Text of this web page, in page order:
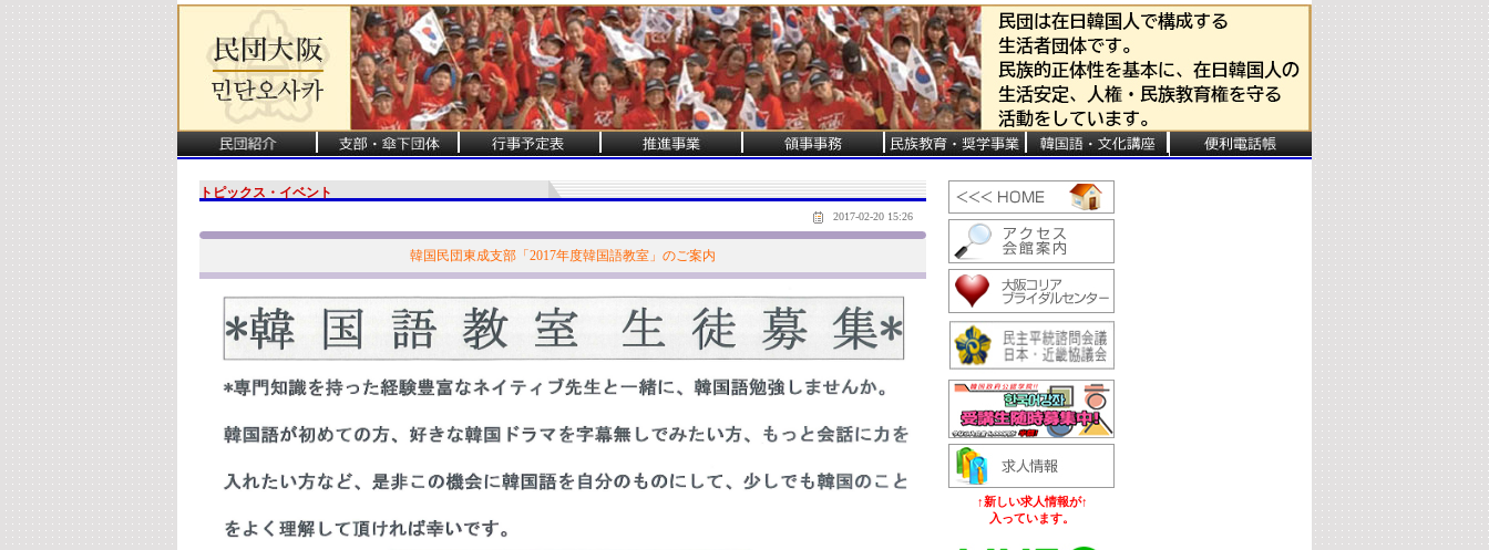
トピックス・イベント
2017-02-20 15:26
韓国民団東成支部「2017年度韓国語教室」のご案内
↑新しい求人情報が↑
入っています。